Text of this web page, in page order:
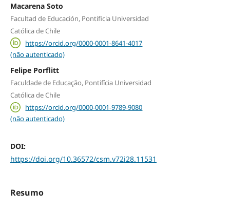
Macarena Soto
Facultad de Educación, Pontificia Universidad
Católica de Chile
https://orcid.org/0000-0001-8641-4017
(não autenticado)
Felipe Porflitt
Faculdade de Educação, Pontifícia Universidad
Católica de Chile
https://orcid.org/0000-0001-9789-9080
(não autenticado)
DOI:
https://doi.org/10.36572/csm.v72i28.11531
Resumo